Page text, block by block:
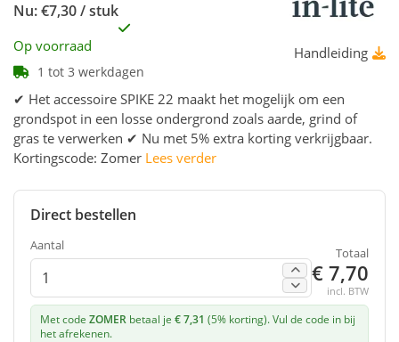
Nu: €7,30 / stuk
Op voorraad
1 tot 3 werkdagen
Handleiding
✔ Het accessoire SPIKE 22 maakt het mogelijk om een
grondspot in een losse ondergrond zoals aarde, grind of
gras te verwerken ✔ Nu met 5% extra korting verkrijgbaar.
Kortingscode: Zomer Lees verder
Direct bestellen
Aantal Totaal
€ 7,70
incl. BTW
Met code ZOMER betaal je € 7,31 (5% korting). Vul de code in bij
het afrekenen.